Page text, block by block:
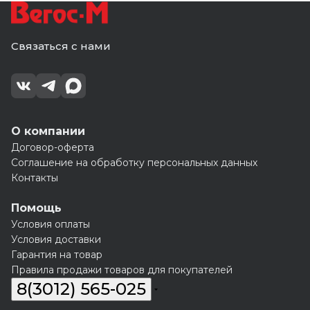
Связаться с нами
О компании
Договор-оферта
Соглашение на обработку персональных данных
Контакты
Помощь
Условия оплаты
Условия доставки
Гарантия на товар
Правила продажи товаров для покупателей
8(3012) 565-025